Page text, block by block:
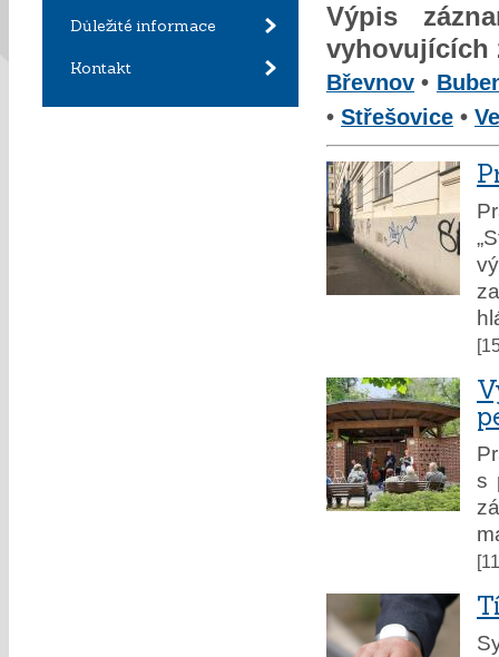
Důležité informace
Kontakt
Výpis
vyhovujících
Břevnov •
• Střešovice •
s